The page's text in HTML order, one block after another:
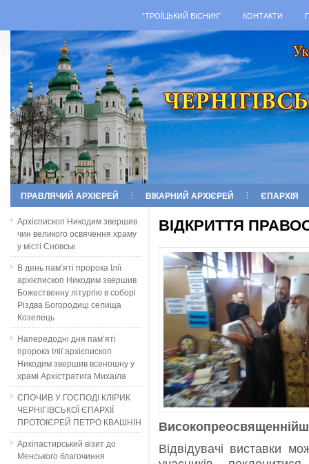
“ТРОЇЦЬКИЙ ВІСНИК” КОНТАКТИ
ПРАВЛЯЧИЙ АРХІЄРЕЙ ВІКАРНИЙ АРХІЄРЕЙ ЄПАРХІЯ
Архієпископ Никодим звершив
чин великого освячення храму
у місті Сновськ
В день пам’яті пророка Ілії
архієпископ Никодим звершив
Божественну літургію в соборі
Різдва Богородиці селища
Козелець
Напередодні дня пам’яті
пророка Ілії архієпископ
Никодим звершив всеношну у
храмі Архістратига Михаїла
СПОЧИВ У ГОСПОДІ КЛІРИК
ЧЕРНІГІВСЬКОЇ ЄПАРХІЇ
ПРОТОІЄРЕЙ ПЕТРО КВАШНІН
Архіпастирський візит до
Менського благочиння
ВІДКРИТТЯ
Відвідувачі виставки